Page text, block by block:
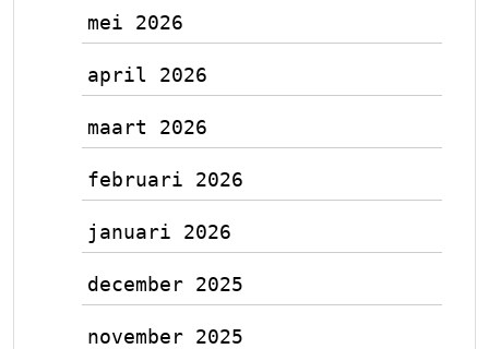
mei 2026
april 2026
maart 2026
februari 2026
januari 2026
december 2025
november 2025